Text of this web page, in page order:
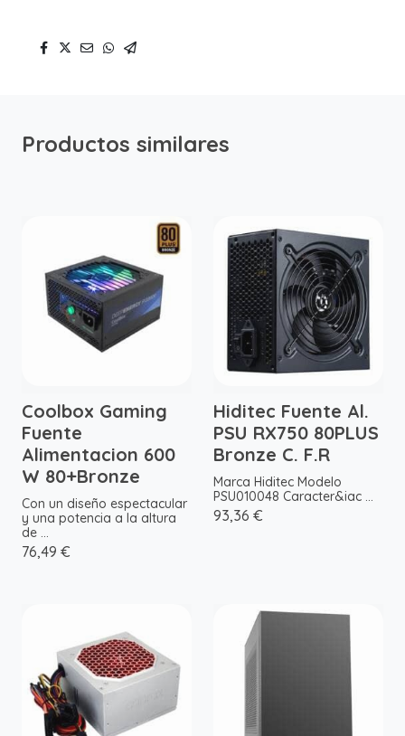
Productos similares
Coolbox Gaming
Fuente
Alimentacion 600
W 80+Bronze
Con un diseño espectacular
y una potencia a la altura
de ...
76,49 €
Hiditec Fuente Al.
PSU RX750 80PLUS
Bronze C. F.R
Marca Hiditec Modelo
PSU010048 Caracter&iac ...
93,36 €